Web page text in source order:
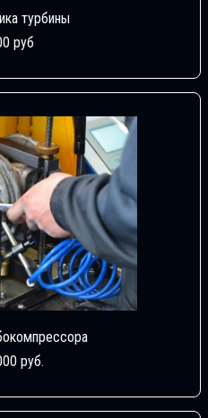
турбины
руб
руб.